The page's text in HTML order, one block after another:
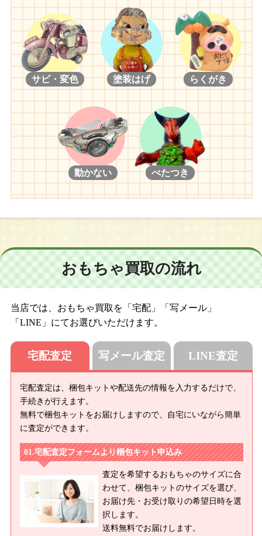
サビ・変色 塗装はげ らくがき
動かない べたつき
おもちゃ買取の流れ
当店では、おもちゃ買取を「宅配」「写メール」
「LINE」にてお選びいただけます。
宅配査定
宅配査定は、梱包キットや配送先の情報を入力するだけで、
手続きが行えます。
無料で梱包キットをお届けしますので、自宅にいながら簡単
に査定ができます。
宅配査定フォームより梱包キット申込み
査定を希望するおもちゃのサイズに合
わせて、梱包キットのサイズを選び、
お届け先・お受け取りの希望日時を選
択します。
送料無料でお届けします。
写メール査定 LINE査定